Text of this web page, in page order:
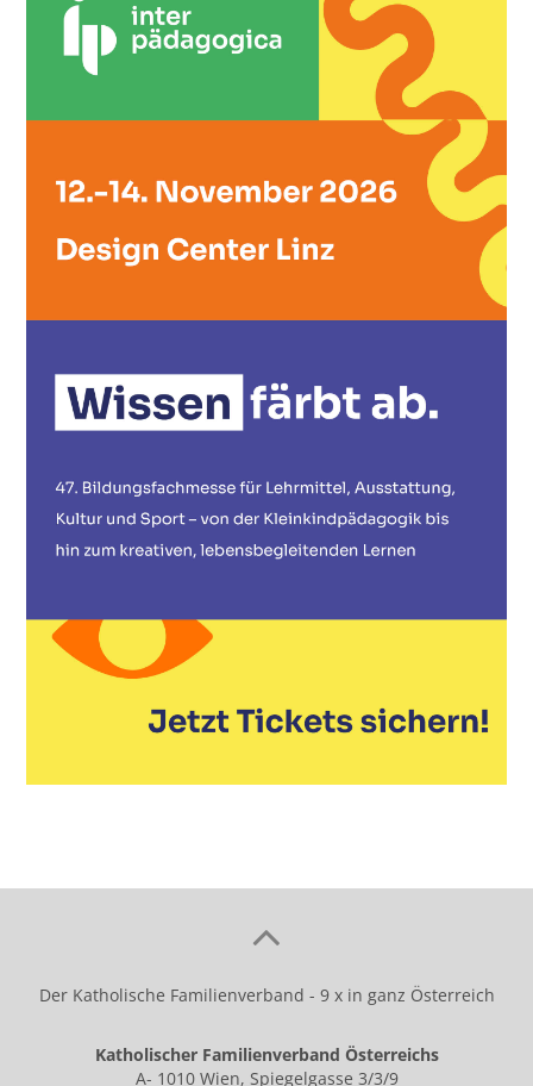
Der Katholische Familienverband - 9 x in ganz Österreich
Katholischer Familienverband Österreichs
A- 1010 Wien, Spiegelgasse 3/3/9